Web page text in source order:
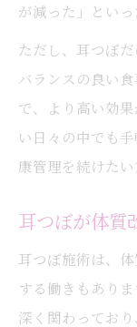
が減った」といっ
ただし、耳つぼ
バランスの良い
で、より高い効
い日々の中でも
康管理を続けたい
耳つぼが体質
耳つぼ施術は、
する働きもあり
深く関わってお